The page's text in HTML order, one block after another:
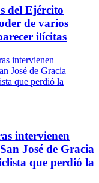
del Ejército
de varios
ilícitas
intervienen
José de Gracia
que perdió la